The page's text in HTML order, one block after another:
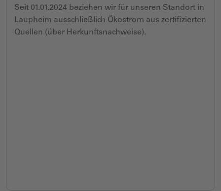
Seit 01.01.2024 beziehen wir für unseren Standort in
Laupheim ausschließlich Ökostrom aus zertifizierten
Quellen (über Herkunftsnachweise).